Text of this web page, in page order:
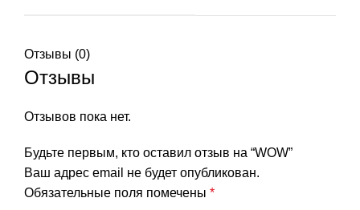
Отзывы (0)
Отзывы
Отзывов пока нет.
Будьте первым, кто оставил отзыв на “WOW”
Ваш адрес email не будет опубликован.
Обязательные поля помечены *